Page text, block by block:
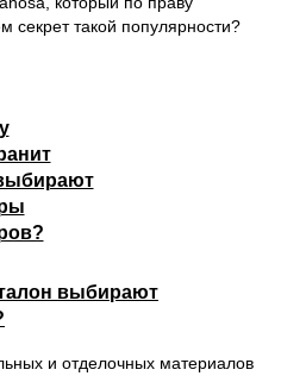
секрет такой популярности?
выбирают
и отделочных материалов